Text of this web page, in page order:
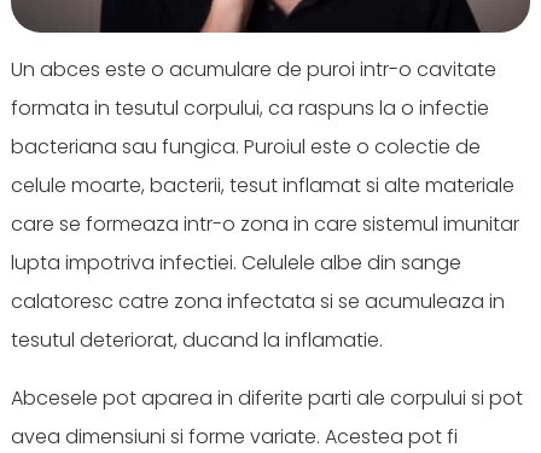
Un abces este o acumulare de puroi intr-o cavitate
formata in tesutul corpului, ca raspuns la o infectie
bacteriana sau fungica. Puroiul este o colectie de
celule moarte, bacterii, tesut inflamat si alte materiale
care se formeaza intr-o zona in care sistemul imunitar
lupta impotriva infectiei. Celulele albe din sange
calatoresc catre zona infectata si se acumuleaza in
tesutul deteriorat, ducand la inflamatie.
Abcesele pot aparea in diferite parti ale corpului si pot
avea dimensiuni si forme variate. Acestea pot fi